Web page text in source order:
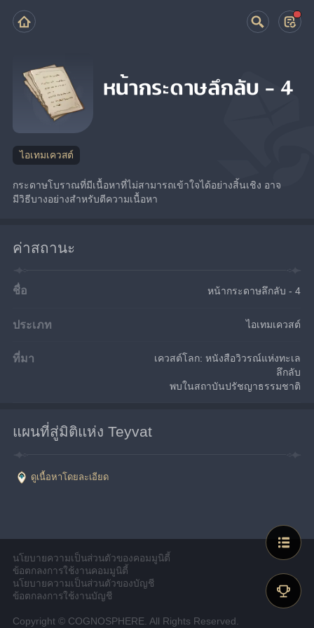
หน้ากระดาษลึกลับ - 4
ไอเทมเควสต์
กระดาษโบราณที่มีเนื้อหาที่ไม่สามารถเข้าใจได้อย่างสิ้นเชิง อาจ
มีวิธีบางอย่างสำหรับตีความเนื้อหา
ค่าสถานะ
ชื่อ หน้ากระดาษลึกลับ - 4
ประเภท ไอเทมเควสต์
ที่มา
เควสต์โลก: หนังสือวิวรณ์แห่งทะเล
ลึกลับ
พบในสถาบันปรัชญาธรรมชาติ
แผนที่สู่มิติแห่ง Teyvat
ดูเนื้อหาโดยละเอียด
นโยบายความเป็นส่วนตัวของคอมมูนิตี้
ข้อตกลงการใช้งานคอมมูนิตี้
นโยบายความเป็นส่วนตัวของบัญชี
ข้อตกลงการใช้งานบัญชี
Copyright © COGNOSPHERE. All Rights Reserved.